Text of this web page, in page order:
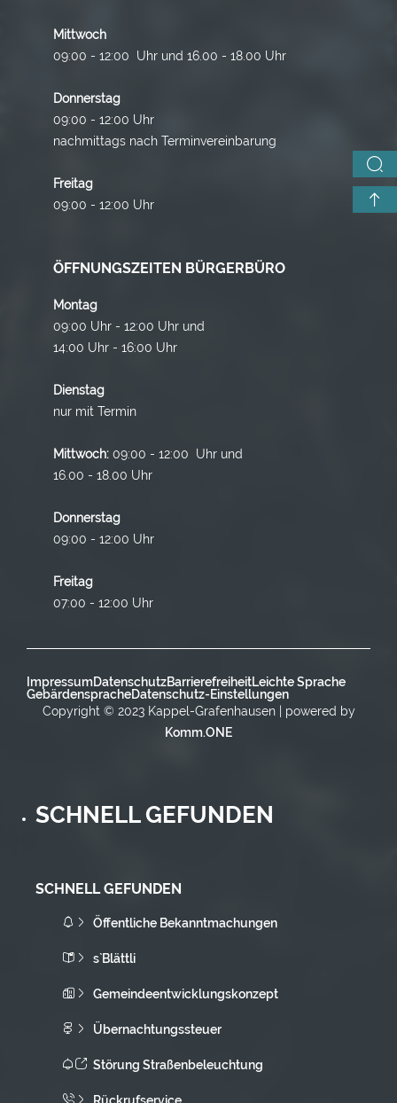
Mittwoch
09:00 - 12:00 Uhr und 16.00 - 18.00 Uhr
Donnerstag
09:00 - 12:00 Uhr
nachmittags nach Terminvereinbarung
Freitag
09:00 - 12:00 Uhr
ÖFFNUNGSZEITEN BÜRGERBÜRO
Montag
09:00 Uhr - 12:00 Uhr und
14:00 Uhr - 16:00 Uhr
Dienstag
nur mit Termin
Mittwoch: 09:00 - 12:00 Uhr und
16.00 - 18.00 Uhr
Donnerstag
09:00 - 12:00 Uhr
Freitag
07:00 - 12:00 Uhr
ImpressumDatenschutzBarrierefreiheitLeichte Sprache
GebärdenspracheDatenschutz-Einstellungen
Copyright © 2023 Kappel-Grafenhausen | powered by
Komm.ONE
SCHNELL GEFUNDEN
SCHNELL GEFUNDEN
Öffentliche Bekanntmachungen
s`Blättli
Gemeindeentwicklungskonzept
Übernachtungssteuer
Störung Straßenbeleuchtung
Rückrufservice